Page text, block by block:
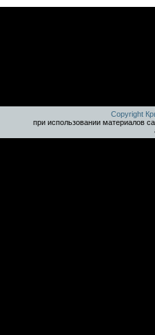
Copyright
при использовании материалов